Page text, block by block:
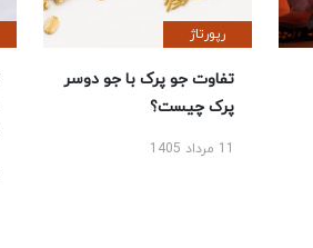
رپورتاژ
تفاوت جو پرک با جو دوسر
پرک چیست؟
11 مرداد 1405